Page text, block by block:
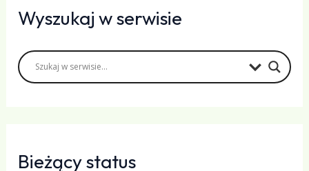
Wyszukaj w serwisie
Bieżący status